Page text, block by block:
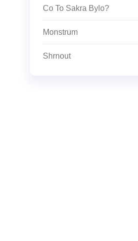
Co To Sakra Bylo?
Monstrum
Shrnout